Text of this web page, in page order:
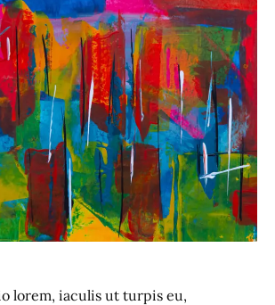
lorem, iaculis ut turpis eu,